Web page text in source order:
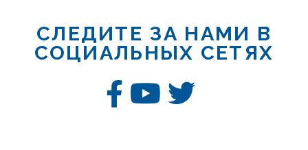
СЛЕДИТЕ ЗА НАМИ В
СОЦИАЛЬНЫХ СЕТЯХ